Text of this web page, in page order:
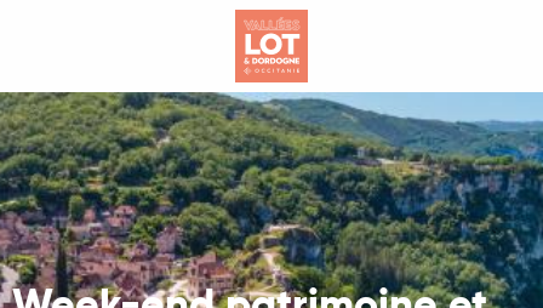
principal